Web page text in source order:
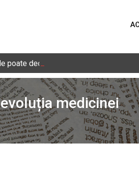
deconta politic eșecul
medicinei